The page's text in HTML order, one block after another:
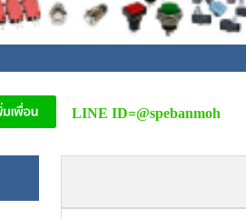
LINE ID=@spebanmoh